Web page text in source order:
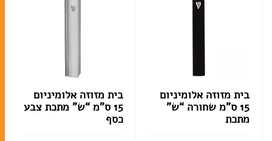
בית מזוזה אלומיניום
15 ס”מ “ש” מתכת צבע
כסף
בית מזוזה אלומיניום
15 ס”מ שחורה “ש”
מתכת